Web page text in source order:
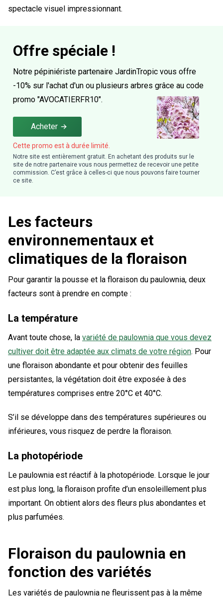
spectacle visuel impressionnant.
Offre spéciale !
Notre pépiniériste partenaire JardinTropic vous offre
-10% sur l'achat d'un ou plusieurs arbres grâce au code
promo "AVOCATIERFR10".
Acheter
Cette promo est à durée limité.
Notre site est entièrement gratuit. En achetant des produits sur le
site de notre partenaire vous nous permettez de recevoir une petite
commission. C’est grâce à celles-ci que nous pouvons faire tourner
ce site.
Les facteurs
environnementaux et
climatiques de la floraison
Pour garantir la pousse et la floraison du paulownia, deux
facteurs sont à prendre en compte :
La température
Avant toute chose, la variété de paulownia que vous devez
cultiver doit être adaptée aux climats de votre région. Pour
une floraison abondante et pour obtenir des feuilles
persistantes, la végétation doit être exposée à des
températures comprises entre 20°C et 40°C.
S’il se développe dans des températures supérieures ou
inférieures, vous risquez de perdre la floraison.
La photopériode
Le paulownia est réactif à la photopériode. Lorsque le jour
est plus long, la floraison profite d’un ensoleillement plus
important. On obtient alors des fleurs plus abondantes et
plus parfumées.
Floraison du paulownia en
fonction des variétés
Les variétés de paulownia ne fleurissent pas à la même